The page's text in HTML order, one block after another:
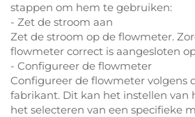
stappen om hem te gebruiken:
- Zet de stroom aan
Zet de stroom op de flowmeter.
flowmeter correct is aangesloten
- Configureer de flowmeter
Configureer de flowmeter volgens
fabrikant. Dit kan het instellen van
het selecteren van een specifieke